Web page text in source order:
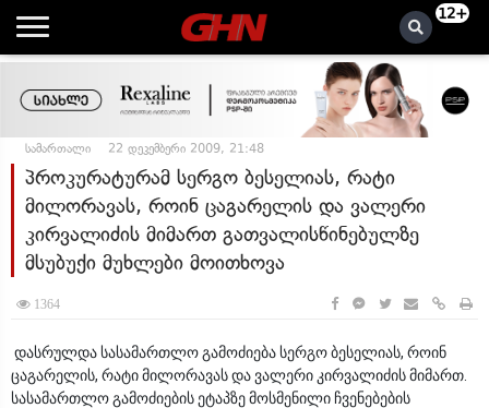
12+
სამართალი 22 დეკემბერი 2009, 21:48
პროკურატურამ სერგო ბესელიას, რატი
მილორავას, როინ ცაგარელის და ვალერი
კირვალიძის მიმართ გათვალისწინებულზე
მსუბუქი მუხლები მოითხოვა
1364
დასრულდა სასამართლო გამოძიება სერგო ბესელიას, როინ
ცაგარელის, რატი მილორავას და ვალერი კირვალიძის მიმართ.
სასამართლო გამოძიების ეტაპზე მოსმენილი ჩვენებების